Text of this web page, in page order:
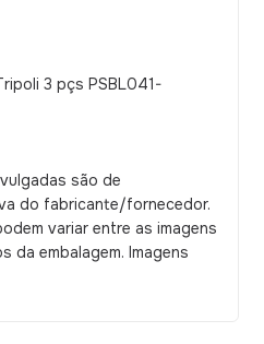
3 pçs PSBL041-
são de
do fabricante/fornecedor.
variar entre as imagens
da embalagem. Imagens